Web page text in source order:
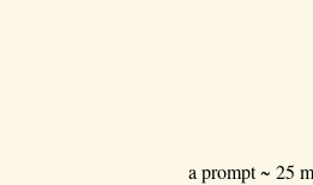
a prompt ~ 25